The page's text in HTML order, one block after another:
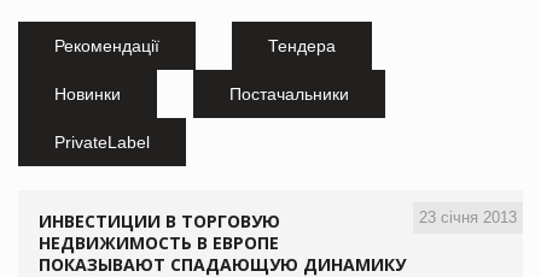
Рекомендації Тендера
Новинки Постачальники
PrivateLabel
23 січня 2013
ИНВЕСТИЦИИ В ТОРГОВУЮ
НЕДВИЖИМОСТЬ В ЕВРОПЕ
ПОКАЗЫВАЮТ СПАДАЮЩУЮ ДИНАМИКУ